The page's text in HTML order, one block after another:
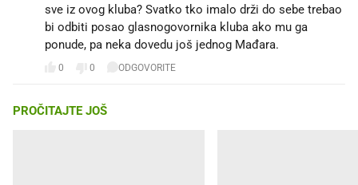
sve iz ovog kluba? Svatko tko imalo drži do sebe trebao
bi odbiti posao glasnogovornika kluba ako mu ga
ponude, pa neka dovedu još jednog Mađara.
0 0 ODGOVORITE
PROČITAJTE JOŠ